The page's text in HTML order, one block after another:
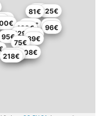
160€
89€
170€
204€
99€
218€
75€
95€
148€
208€
80€
129€46€
81€ 125€
96€